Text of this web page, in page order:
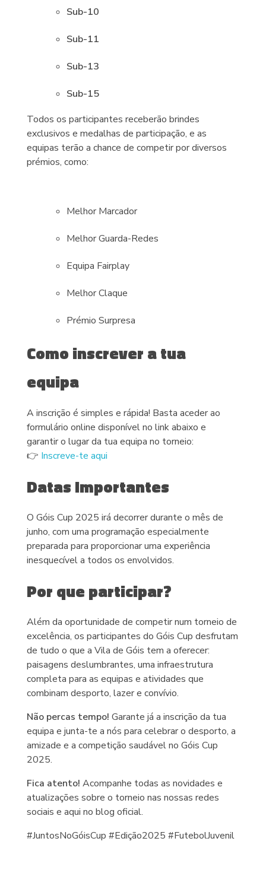
Sub-10
Sub-11
Sub-13
Sub-15
Todos os participantes receberão brindes
exclusivos e medalhas de participação, e as
equipas terão a chance de competir por diversos
prémios, como:
Melhor Marcador
Melhor Guarda-Redes
Equipa Fairplay
Melhor Claque
Prémio Surpresa
Como inscrever a tua
equipa
A inscrição é simples e rápida! Basta aceder ao
formulário online disponível no link abaixo e
garantir o lugar da tua equipa no torneio:
👉 Inscreve-te aqui
Datas Importantes
O Góis Cup 2025 irá decorrer durante o mês de
junho, com uma programação especialmente
preparada para proporcionar uma experiência
inesquecível a todos os envolvidos.
Por que participar?
Além da oportunidade de competir num torneio de
excelência, os participantes do Góis Cup desfrutam
de tudo o que a Vila de Góis tem a oferecer:
paisagens deslumbrantes, uma infraestrutura
completa para as equipas e atividades que
combinam desporto, lazer e convívio.
Não percas tempo! Garante já a inscrição da tua
equipa e junta-te a nós para celebrar o desporto, a
amizade e a competição saudável no Góis Cup
2025.
Fica atento! Acompanhe todas as novidades e
atualizações sobre o torneio nas nossas redes
sociais e aqui no blog oficial.
#JuntosNoGóisCup #Edição2025 #FutebolJuvenil